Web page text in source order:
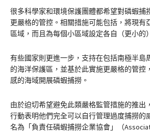
很多科學家和環境保護團體都希望對磷蝦捕
更嚴格的管控。相關措施可能包括，將現有
區域，而且為每個小區域設定各自（更小的
有些國家則更進一步，支持在包括南極半島
的海洋保護區，並基於此實施更嚴格的管控
感的海域開展磷蝦捕撈。
由於迫切希望避免此類嚴格監管措施的推出
行動表明他們完全可以自行管理過度捕撈的
名為「負責任磷蝦捕撈企業協會」（